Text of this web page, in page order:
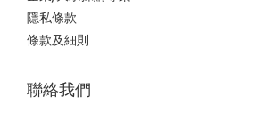
隱私條款
條款及細則
聯絡我們